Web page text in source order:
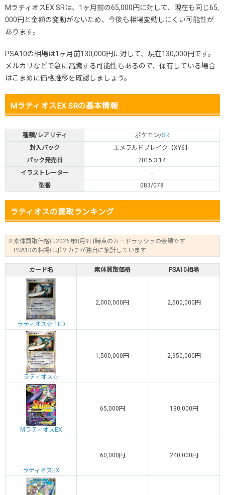
MラティオスEX SRは、1ヶ月前の65,000円に対して、現在も同じ65,
000円と金額の変動がないため、今後も相場変動しにくい可能性が
あります。
PSA10の相場は1ヶ月前130,000円に対して、現在130,000円です。
メルカリなどで急に高騰する可能性もあるので、保有している場合
はこまめに価格推移を確認しましょう。
MラティオスEX SRの基本情報
種類/レアリティ ポケモン/SR
封入パック
エメラルドブレイク【XY6】
パック発売日
2015.3.14
イラストレーター
-
型番
083/078
ラティオスの買取ランキング
※素体買取価格は2026年8月9日時点のカードラッシュの金額です
PSA10の相場はポケカチが独自に集計しています
カード名 素体買取価格 PSA10相場
ラティオス☆ 1ED
2,000,000円 2,500,000円
ラティオス☆
1,500,000円 2,950,000円
MラティオスEX
65,000円 130,000円
ラティオスEX
60,000円 240,000円